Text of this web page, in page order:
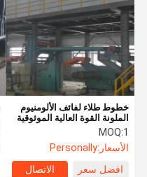
خطوط طلاء لفائف الألومنيوم
الملونة القوة العالية الموثوقية
MOQ:1
الأسعار:Personally
افضل سعر
الاتصال